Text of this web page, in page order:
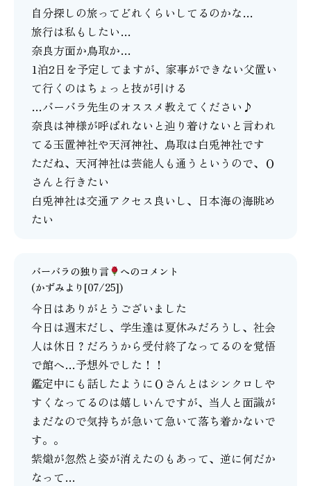
自分探しの旅ってどれくらいしてるのかな…
旅行は私もしたい…
奈良方面か鳥取か…
1泊2日を予定してますが、家事ができない父置い
て行くのはちょっと技が引ける
…バーバラ先生のオススメ教えてください♪
奈良は神様が呼ばれないと辿り着けないと言われ
てる玉置神社や天河神社、鳥取は白兎神社です
ただね、天河神社は芸能人も通うというので、Ｏ
さんと行きたい
白兎神社は交通アクセス良いし、日本海の海眺め
たい
バーバラの独り言
へのコメント
(かずみより[07/25])
今日はありがとうございました
今日は週末だし、学生達は夏休みだろうし、社会
人は休日？だろうから受付終了なってるのを覚悟
で館へ…予想外でした！！
鑑定中にも話したようにＯさんとはシンクロしや
すくなってるのは嬉しいんですが、当人と面識が
まだなので気持ちが急いて急いて落ち着かないで
す。。
紫熾が忽然と姿が消えたのもあって、逆に何だか
なって…